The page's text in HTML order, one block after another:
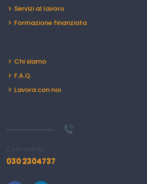
Servizi al lavoro
Formazione finanziata
Chi siamo
F.A.Q.
Lavora con noi
030 2304737